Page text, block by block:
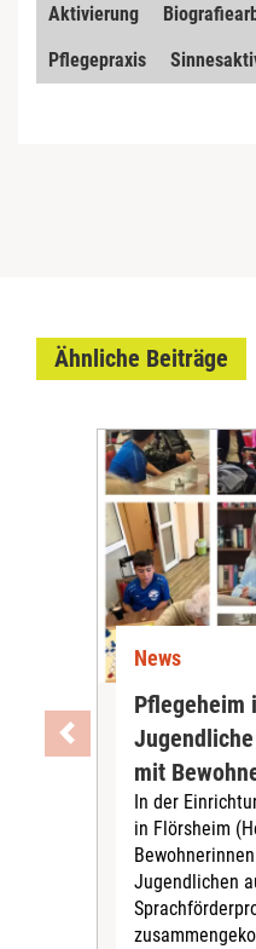
Aktivierung
Pflegepraxis
Ähnliche Beiträge
News
Pflegeheim
mit
In der
in Flörsheim
Jugendlichen